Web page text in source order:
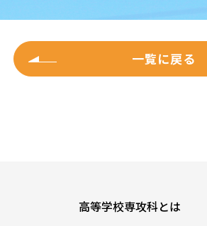
一覧に戻る
高等学校専攻科とは